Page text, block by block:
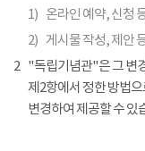
1) 온라인 예약, 신청
2) 게시물 작성, 제안
2 "독립기념관"은 그 변
제2항에서 정한 방법
변경하여 제공할 수 있